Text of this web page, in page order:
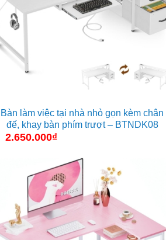
Bàn làm việc tại nhà nhỏ gọn kèm chân
đế, khay bàn phím trượt – BTNDK08
2.650.000₫